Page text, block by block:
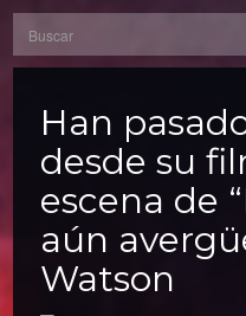
Han
desde su
escena de
aún
Watson